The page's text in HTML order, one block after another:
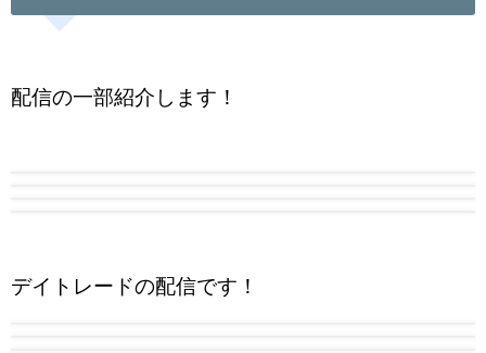
配信の一部紹介します！
デイトレードの配信です！